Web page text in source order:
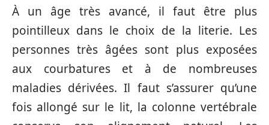
À un âge très avancé, il faut être plus
pointilleux dans le choix de la literie. Les
personnes très âgées sont plus exposées
aux courbatures et à de nombreuses
maladies dérivées. Il faut s’assurer qu’une
fois allongé sur le lit, la colonne vertébrale